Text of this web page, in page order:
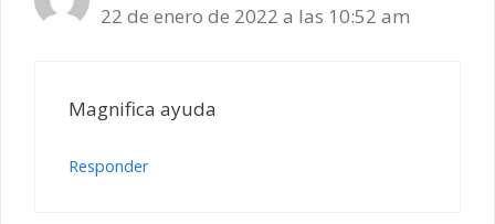
22 de enero de 2022 a las 10:52 am
Magnifica ayuda
Responder